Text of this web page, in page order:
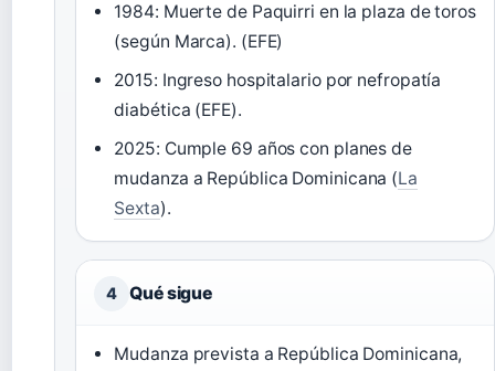
1984: Muerte de Paquirri en la plaza de toros
(según Marca). (EFE)
2015: Ingreso hospitalario por nefropatía
diabética (EFE).
2025: Cumple 69 años con planes de
mudanza a República Dominicana (La
Sexta).
4 Qué sigue
Mudanza prevista a República Dominicana,